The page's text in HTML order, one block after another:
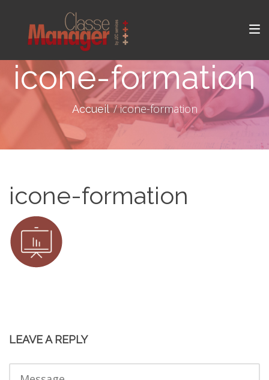
icone-formation
Accueil icone-formation
icone-formation
LEAVE A REPLY